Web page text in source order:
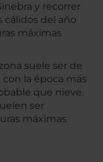
y recorrer
cálidos del año
máximas
suele ser de
la época más
que nieve.
ser
máximas